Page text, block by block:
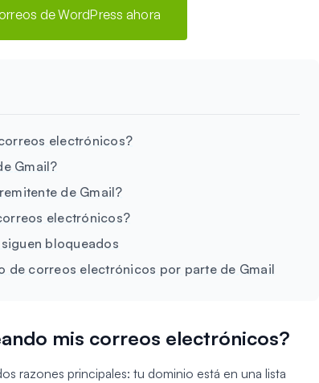
de WordPress ahora
electrónicos?
Gmail?
de Gmail?
electrónicos?
bloqueados
de correos electrónicos por parte de Gmail
mis correos electrónicos?
razones principales: tu dominio está en una lista